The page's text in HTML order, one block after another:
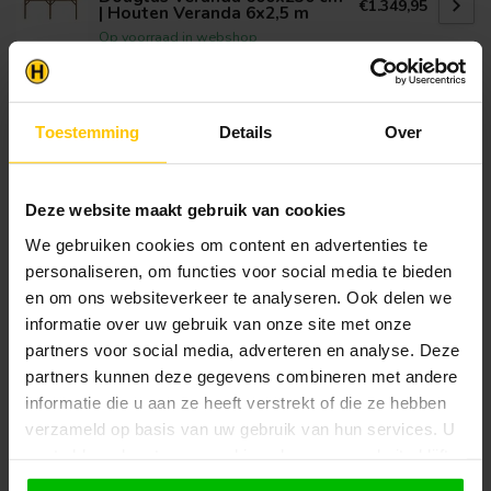
Toestemming Details Over
Deze website maakt gebruik van cookies
We gebruiken cookies om content en advertenties te
personaliseren, om functies voor social media te bieden
en om ons websiteverkeer te analyseren. Ook delen we
informatie over uw gebruik van onze site met onze
partners voor social media, adverteren en analyse. Deze
partners kunnen deze gegevens combineren met andere
informatie die u aan ze heeft verstrekt of die ze hebben
verzameld op basis van uw gebruik van hun services. U
gebruiken.
| Houten Veranda 6x2,5 m
Op voorraad in webshop
€1.349,95
Klantenservice
graag verder met het samenstellen van uw
bestelling.
Afhalen en zeker weten dan uw
producten aanwezig zijn?:
1.Voeg alle gewenste producten toe in de
winkelwagen.
2.Ga naar de “Mijn Winkelwagen” pagina.
3. Rond de bestelling af waarbij je kiest voor
opmerkingen veld de gewenste afhaaldatum.